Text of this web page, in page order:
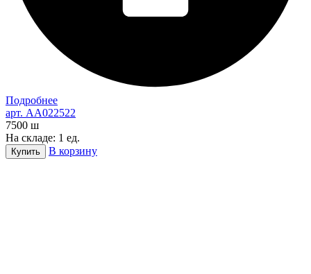
Подробнее
арт. AA022522
7500 ш
На складе: 1 ед.
Купить В корзину